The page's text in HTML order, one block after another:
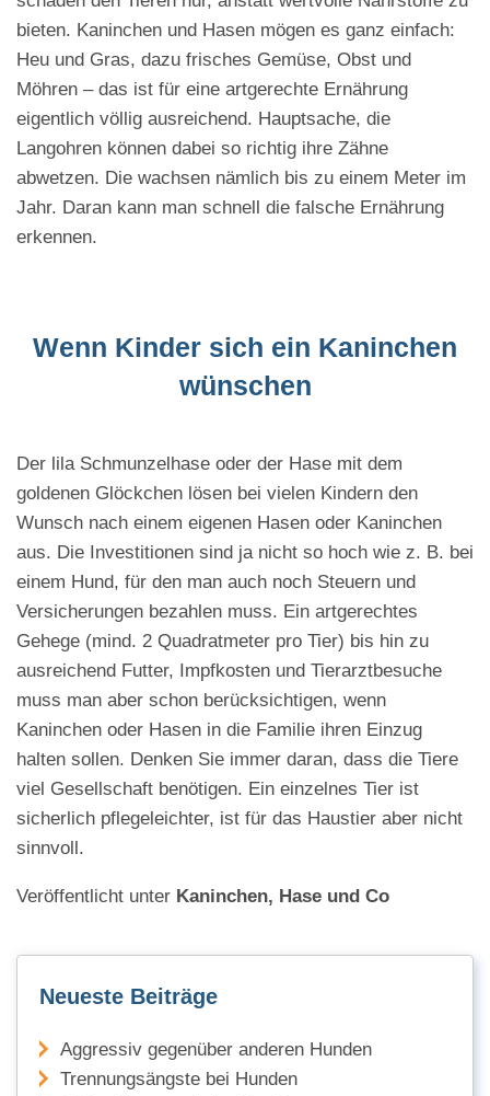
bieten. Kaninchen und Hasen mögen es ganz einfach:
Heu und Gras, dazu frisches Gemüse, Obst und
Möhren – das ist für eine artgerechte Ernährung
eigentlich völlig ausreichend. Hauptsache, die
Langohren können dabei so richtig ihre Zähne
abwetzen. Die wachsen nämlich bis zu einem Meter im
Jahr. Daran kann man schnell die falsche Ernährung
erkennen.
Wenn Kinder sich ein Kaninchen
wünschen
Der lila Schmunzelhase oder der Hase mit dem
goldenen Glöckchen lösen bei vielen Kindern den
Wunsch nach einem eigenen Hasen oder Kaninchen
aus. Die Investitionen sind ja nicht so hoch wie z. B. bei
einem Hund, für den man auch noch Steuern und
Versicherungen bezahlen muss. Ein artgerechtes
Gehege (mind. 2 Quadratmeter pro Tier) bis hin zu
ausreichend Futter, Impfkosten und Tierarztbesuche
muss man aber schon berücksichtigen, wenn
Kaninchen oder Hasen in die Familie ihren Einzug
halten sollen. Denken Sie immer daran, dass die Tiere
viel Gesellschaft benötigen. Ein einzelnes Tier ist
sicherlich pflegeleichter, ist für das Haustier aber nicht
sinnvoll.
Veröffentlicht unter Kaninchen, Hase und Co
Neueste Beiträge
Aggressiv gegenüber anderen Hunden
Trennungsängste bei Hunden